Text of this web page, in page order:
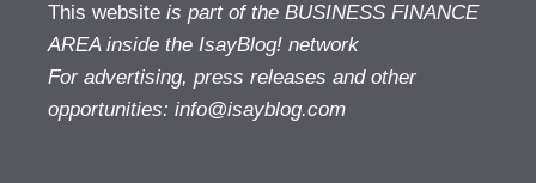
This website is part of the BUSINESS FINANCE
AREA inside the IsayBlog! network
For advertising, press releases and other
opportunities: info@isayblog.com